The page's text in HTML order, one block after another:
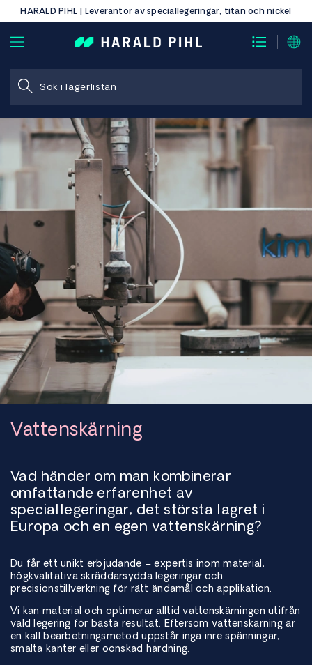
HARALD PIHL | Leverantör av speciallegeringar, titan och nickel
Vattenskärning
Vad händer om man kombinerar
omfattande erfarenhet av
speciallegeringar, det största lagret i
Europa och en egen vattenskärning?
Du får ett unikt erbjudande – expertis inom material,
högkvalitativa skräddarsydda legeringar och
precisionstillverkning för rätt ändamål och applikation.
Vi kan material och optimerar alltid vattenskärningen utifrån
vald legering för bästa resultat. Eftersom vattenskärning är
en kall bearbetningsmetod uppstår inga inre spänningar,
smälta kanter eller oönskad härdning.